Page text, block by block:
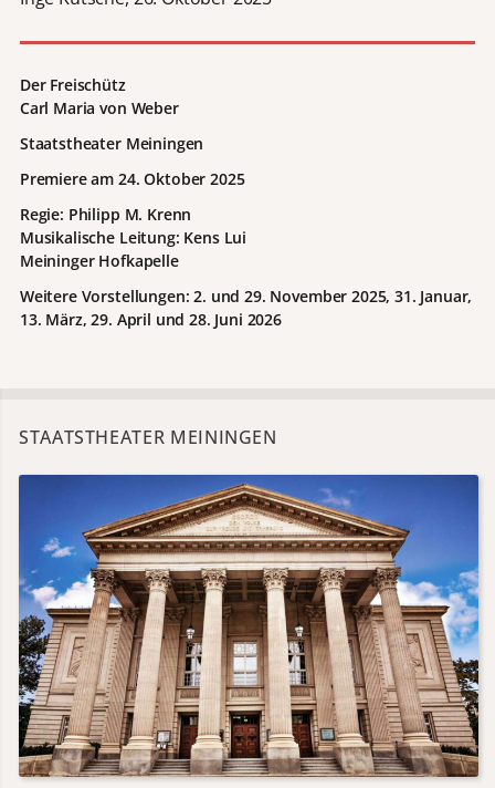
Der Freischütz
Carl Maria von Weber
Staatstheater Meiningen
Premiere am 24. Oktober 2025
Regie: Philipp M. Krenn
Musikalische Leitung: Kens Lui
Meininger Hofkapelle
Weitere Vorstellungen: 2. und 29. November 2025, 31. Januar,
13. März, 29. April und 28. Juni 2026
STAATSTHEATER MEININGEN